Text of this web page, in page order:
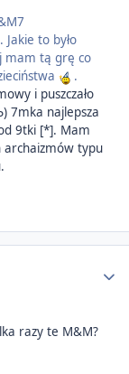
to było
mam tą grę co
.
i puszczało
) 7mka najlepsza
9tki [*]. Mam
archaizmów typu
razy te M&M?